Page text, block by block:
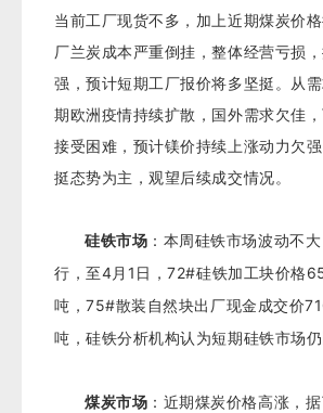
当前工厂现货不多，加上近期煤炭价
厂兰炭成本严重倒挂，整体经营亏损
强，预计短期工厂报价将多坚挺。从
期欧洲疫情持续扩散，国外需求欠佳
接受困难，预计镁价持续上涨动力欠
挺态势为主，观望后续成交情况。
硅铁市场 ：本周硅铁市场波动不
行，至4月1日，72#硅铁加工块价格
吨，75#散装自然块出厂现金成交价
吨，硅铁分析机构认为短期硅铁市场仍
煤炭市场 ：近期煤炭价格高涨，